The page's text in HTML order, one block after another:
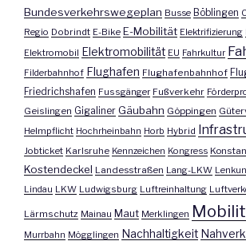
Bundesverkehrswegeplan Busse Böblingen
Regio Dobrindt E-Bike E-Mobilität Elektrifizierung
Elektromobil Elektromobilität EU Fahrkultur
Filderbahnhof Flughafen Flughafenbahnhof
Friedrichshafen Fussgänger Fußverkehr
Geislingen Gigaliner Gäubahn Göppingen
Helmpflicht Hochrheinbahn Horb Hybrid
Jobticket Karlsruhe Kennzeichen Kongress
Kostendeckel Landesstraßen Lang-LKW
Lindau LKW Ludwigsburg Luftreinhaltung
Lärmschutz Mainau Maut Merklingen
Murrbahn Mögglingen Nachhaltigkeit